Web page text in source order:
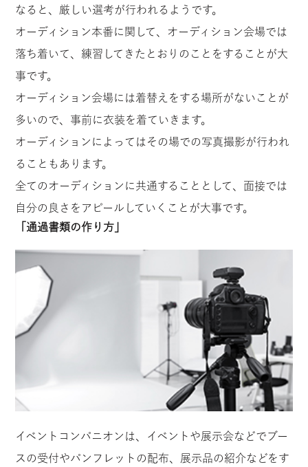
なると、厳しい選考が行われるようです。
オーディション本番に関して、オーディション会場では
落ち着いて、練習してきたとおりのことをすることが大
事です。
オーディション会場には着替えをする場所がないことが
多いので、事前に衣装を着ていきます。
オーディションによってはその場での写真撮影が行われ
ることもあります。
全てのオーディションに共通することとして、面接では
自分の良さをアピールしていくことが大事です。
「通過書類の作り方」
イベントコンパニオンは、イベントや展示会などでブー
スの受付やパンフレットの配布、展示品の紹介などをす